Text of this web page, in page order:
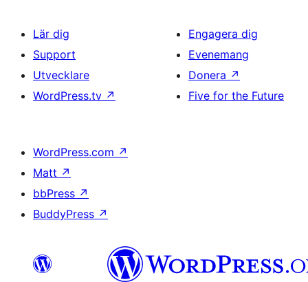
Lär dig
Support
Utvecklare
WordPress.tv ↗
Engagera dig
Evenemang
Donera ↗
Five for the Future
WordPress.com ↗
Matt ↗
bbPress ↗
BuddyPress ↗